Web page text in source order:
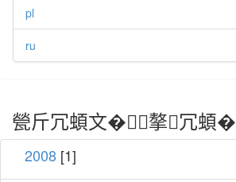
pl
ru
甇斤冗蝢文�摮冗蝢�
2008 [1]